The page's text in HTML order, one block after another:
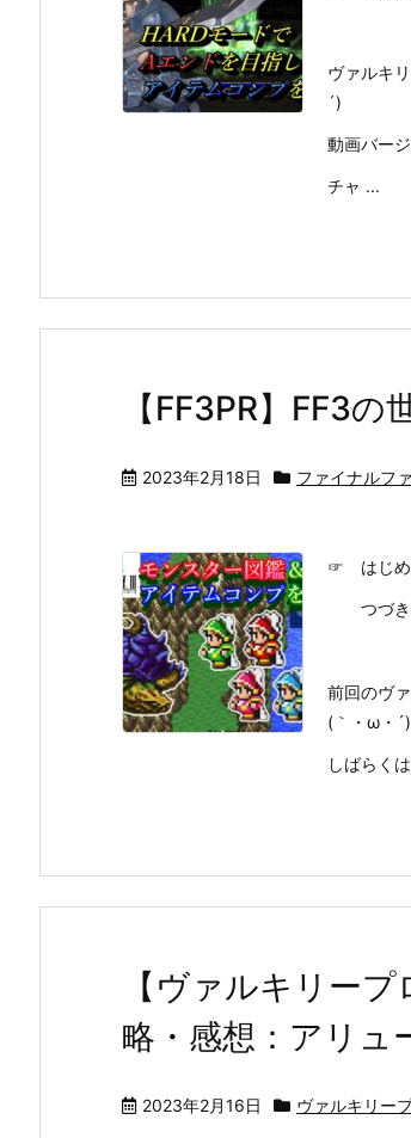
ヴァルキ
´)
動画バー
チャ ...
【FF3PR】FF3
2023年2月18日 ファイナルフ
☞ はじめ
つづき
前回のヴ
(｀・ω・´)
しばらく
【ヴァルキリー
略・感想：アリュ
2023年2月16日 ヴァルキリー